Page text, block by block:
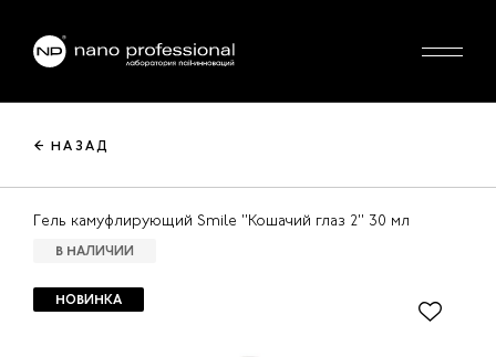
← НАЗАД
Гель камуфлирующий Smile "Кошачий глаз 2" 30 мл
В НАЛИЧИИ
НОВИНКА